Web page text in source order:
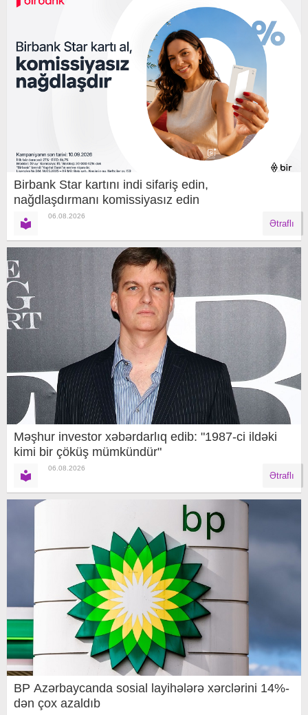
Birbank Star kartını indi sifariş edin,
nağdlaşdırmanı komissiyasız edin
06.08.2026
Ətraflı
Məşhur investor xəbərdarlıq edib: "1987-ci ildəki
kimi bir çöküş mümkündür"
06.08.2026
Ətraflı
BP Azərbaycanda sosial layihələrə xərclərini 14%-
dən çox azaldıb